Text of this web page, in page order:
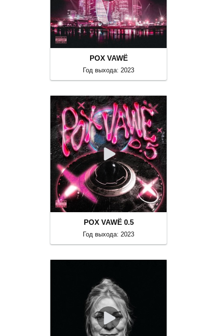
POX VAWË
Год выхода: 2023
POX VAWË 0.5
Год выхода: 2023